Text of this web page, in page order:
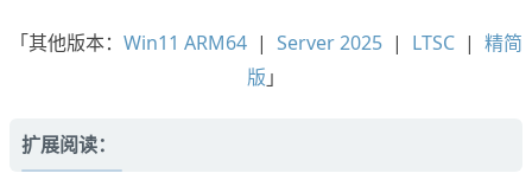
「其他版本： Win11 ARM64 | Server 2025 | LTSC | 精简
版 」
扩展阅读：